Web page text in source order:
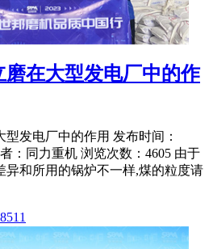
磨在大型发电厂中的作
型发电厂中的作用 发布时间：
者：同力重机 浏览次数：4605 由于
异和所用的锅炉不一样,煤的粒度请